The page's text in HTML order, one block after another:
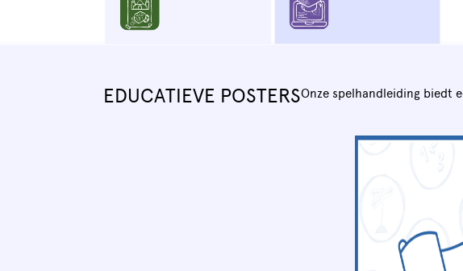
EDUCATIEVE POSTERSOnze spelhandleiding biedt